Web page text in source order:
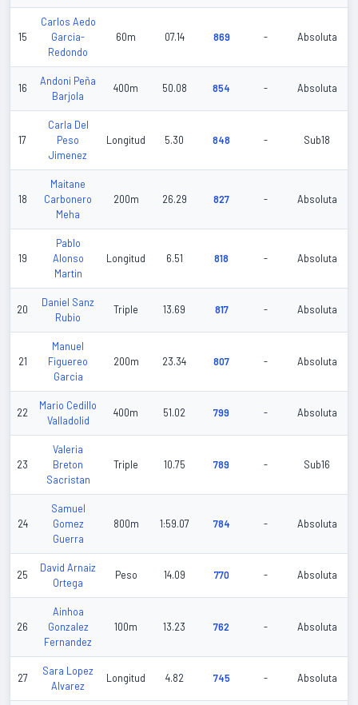
15
Carlos Aedo
Garcia-
Redondo
60m 07.14 869 - Absoluta
16
Andoni Peña
Barjola
400m 50.08 854 - Absoluta
17
Carla Del
Peso
Jimenez
Longitud 5.30 848 - Sub18
18
Maitane
Carbonero
Meha
200m 26.29 827 - Absoluta
19
Pablo
Alonso
Martin
Longitud 6.51 818 - Absoluta
20
Daniel Sanz
Rubio
Triple 13.69 817 - Absoluta
21
Manuel
Figuereo
Garcia
200m 23.34 807 - Absoluta
22
Mario Cedillo
Valladolid
400m 51.02 799 - Absoluta
23
Valeria
Breton
Sacristan
Triple 10.75 789 - Sub16
24
Samuel
Gomez
Guerra
800m 1:59.07 784 - Absoluta
25
David Arnaiz
Ortega
Peso 14.09 770 - Absoluta
26
Ainhoa
Gonzalez
Fernandez
100m 13.23 762 - Absoluta
27
Sara Lopez
Alvarez
Longitud 4.82 745 - Absoluta